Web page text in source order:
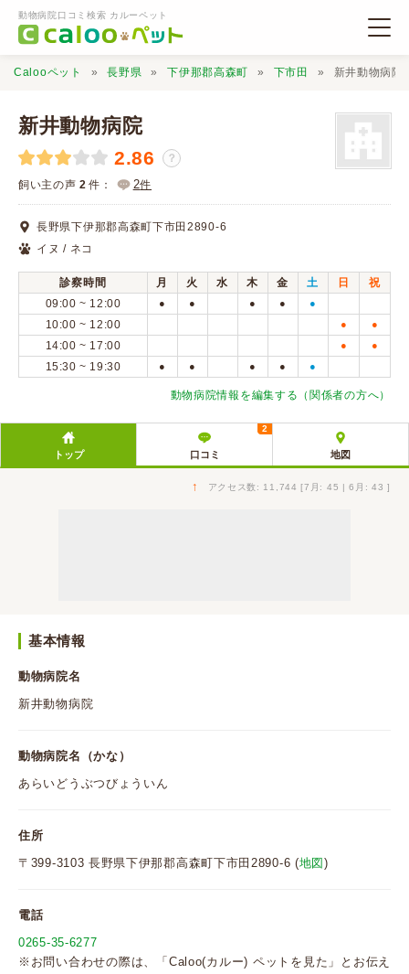
動物病院口コミ検索 カルーペット
動物病院検索
口コミ検索
Calooペットとは？
口コミ投稿
Calooペット 長野県 下伊那郡高森町 下市田 新井動物病院
新井動物病院
2.86 ？
飼い主の声 2 件： 2件
長野県下伊那郡高森町下市田2890-6
イヌ / ネコ
診察時間 月 火 水 木 金 土 日
祝
09:00 ~ 12:00
● ● ● ● ●
10:00 ~ 12:00 ● ●
14:00 ~ 17:00 ● ●
15:30 ~ 19:30 ● ● ● ● ●
動物病院情報を編集する（関係者の方へ）
トップ 口コミ
2
地図
↑ アクセス数: 11,744 [7月: 45 | 6月: 43 ]
基本情報
動物病院名
新井動物病院
動物病院名（かな）
あらいどうぶつびょういん
住所
〒399-3103 長野県下伊那郡高森町下市田2890-6 (地図)
電話
0265-35-6277
※お問い合わせの際は、「Caloo(カルー) ペットを見た」とお伝え